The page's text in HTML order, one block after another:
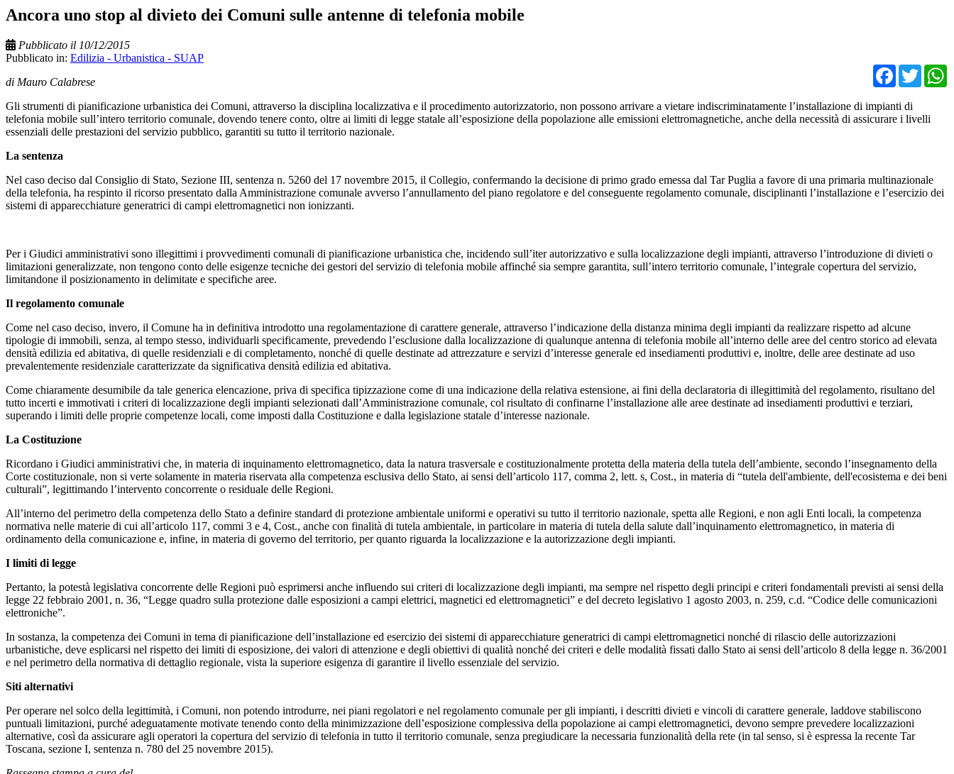
Ancora uno stop al divieto dei Comuni sulle antenne di telefonia mobile
Pubblicato il 10/12/2015
Pubblicato in: Edilizia - Urbanistica - SUAP
di Mauro Calabrese
Gli strumenti di pianificazione urbanistica dei Comuni, attraverso la disciplina localizzativa e il procedimento autorizzatorio, non possono arrivare a vietare indiscriminatamente l’installazione di impianti di
telefonia mobile sull’intero territorio comunale, dovendo tenere conto, oltre ai limiti di legge statale all’esposizione della popolazione alle emissioni elettromagnetiche, anche della necessità di assicurare i livelli
essenziali delle prestazioni del servizio pubblico, garantiti su tutto il territorio nazionale.
La sentenza
Nel caso deciso dal Consiglio di Stato, Sezione III, sentenza n. 5260 del 17 novembre 2015, il Collegio, confermando la decisione di primo grado emessa dal Tar Puglia a favore di una primaria multinazionale
della telefonia, ha respinto il ricorso presentato dalla Amministrazione comunale avverso l’annullamento del piano regolatore e del conseguente regolamento comunale, disciplinanti l’installazione e l’esercizio dei
sistemi di apparecchiature generatrici di campi elettromagnetici non ionizzanti.
Per i Giudici amministrativi sono illegittimi i provvedimenti comunali di pianificazione urbanistica che, incidendo sull’iter autorizzativo e sulla localizzazione degli impianti, attraverso l’introduzione di divieti o
limitazioni generalizzate, non tengono conto delle esigenze tecniche dei gestori del servizio di telefonia mobile affinché sia sempre garantita, sull’intero territorio comunale, l’integrale copertura del servizio,
limitandone il posizionamento in delimitate e specifiche aree.
Il regolamento comunale
Come nel caso deciso, invero, il Comune ha in definitiva introdotto una regolamentazione di carattere generale, attraverso l’indicazione della distanza minima degli impianti da realizzare rispetto ad alcune
tipologie di immobili, senza, al tempo stesso, individuarli specificamente, prevedendo l’esclusione dalla localizzazione di qualunque antenna di telefonia mobile all’interno delle aree del centro storico ad elevata
densità edilizia ed abitativa, di quelle residenziali e di completamento, nonché di quelle destinate ad attrezzature e servizi d’interesse generale ed insediamenti produttivi e, inoltre, delle aree destinate ad uso
prevalentemente residenziale caratterizzate da significativa densità edilizia ed abitativa.
Come chiaramente desumibile da tale generica elencazione, priva di specifica tipizzazione come di una indicazione della relativa estensione, ai fini della declaratoria di illegittimità del regolamento, risultano del
tutto incerti e immotivati i criteri di localizzazione degli impianti selezionati dall’Amministrazione comunale, col risultato di confinarne l’installazione alle aree destinate ad insediamenti produttivi e terziari,
superando i limiti delle proprie competenze locali, come imposti dalla Costituzione e dalla legislazione statale d’interesse nazionale.
La Costituzione
Ricordano i Giudici amministrativi che, in materia di inquinamento elettromagnetico, data la natura trasversale e costituzionalmente protetta della materia della tutela dell’ambiente, secondo l’insegnamento della
Corte costituzionale, non si verte solamente in materia riservata alla competenza esclusiva dello Stato, ai sensi dell’articolo 117, comma 2, lett. s, Cost., in materia di “tutela dell'ambiente, dell'ecosistema e dei beni
culturali”, legittimando l’intervento concorrente o residuale delle Regioni.
All’interno del perimetro della competenza dello Stato a definire standard di protezione ambientale uniformi e operativi su tutto il territorio nazionale, spetta alle Regioni, e non agli Enti locali, la competenza
normativa nelle materie di cui all’articolo 117, commi 3 e 4, Cost., anche con finalità di tutela ambientale, in particolare in materia di tutela della salute dall’inquinamento elettromagnetico, in materia di
ordinamento della comunicazione e, infine, in materia di governo del territorio, per quanto riguarda la localizzazione e la autorizzazione degli impianti.
I limiti di legge
Pertanto, la potestà legislativa concorrente delle Regioni può esprimersi anche influendo sui criteri di localizzazione degli impianti, ma sempre nel rispetto degli principi e criteri fondamentali previsti ai sensi della
legge 22 febbraio 2001, n. 36, “Legge quadro sulla protezione dalle esposizioni a campi elettrici, magnetici ed elettromagnetici” e del decreto legislativo 1 agosto 2003, n. 259, c.d. “Codice delle comunicazioni
elettroniche”.
In sostanza, la competenza dei Comuni in tema di pianificazione dell’installazione ed esercizio dei sistemi di apparecchiature generatrici di campi elettromagnetici nonché di rilascio delle autorizzazioni
urbanistiche, deve esplicarsi nel rispetto dei limiti di esposizione, dei valori di attenzione e degli obiettivi di qualità nonché dei criteri e delle modalità fissati dallo Stato ai sensi dell’articolo 8 della legge n. 36/2001
e nel perimetro della normativa di dettaglio regionale, vista la superiore esigenza di garantire il livello essenziale del servizio.
Siti alternativi
Per operare nel solco della legittimità, i Comuni, non potendo introdurre, nei piani regolatori e nel regolamento comunale per gli impianti, i descritti divieti e vincoli di carattere generale, laddove stabiliscono
puntuali limitazioni, purché adeguatamente motivate tenendo conto della minimizzazione dell’esposizione complessiva della popolazione ai campi elettromagnetici, devono sempre prevedere localizzazioni
alternative, così da assicurare agli operatori la copertura del servizio di telefonia in tutto il territorio comunale, senza pregiudicare la necessaria funzionalità della rete (in tal senso, si è espressa la recente Tar
Toscana, sezione I, sentenza n. 780 del 25 novembre 2015).